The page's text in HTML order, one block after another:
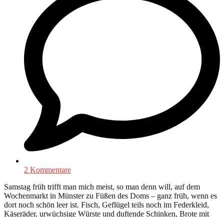
2 Kommentare
Samstag früh trifft man mich meist, so man denn will, auf dem
Wochenmarkt in Münster zu Füßen des Doms – ganz früh, wenn es
dort noch schön leer ist. Fisch, Geflügel teils noch im Federkleid,
Käseräder, urwüchsige Würste und duftende Schinken, Brote mit